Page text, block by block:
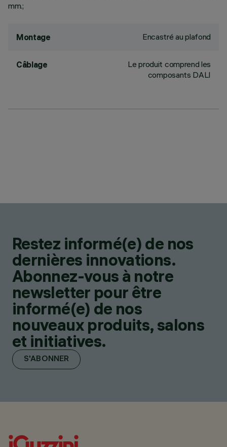
mm.;
Montage Encastré au plafond
Câblage
Le produit comprend les
composants DALI
Restez informé(e) de nos
dernières innovations.
Abonnez-vous à notre
newsletter pour être
informé(e) de nos
nouveaux produits, salons
et initiatives.
S'ABONNER